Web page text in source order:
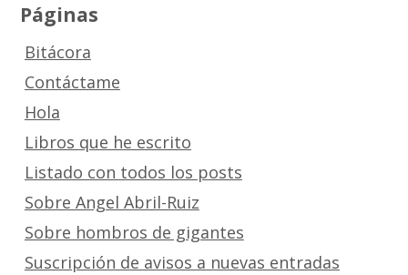
Páginas
Bitácora
Contáctame
Hola
Libros que he escrito
Listado con todos los posts
Sobre Angel Abril-Ruiz
Sobre hombros de gigantes
Suscripción de avisos a nuevas entradas